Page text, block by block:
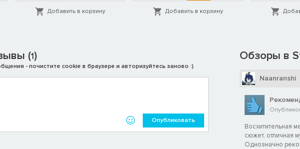
Добавить в корзину Добавить в корзину
(1)
- почистите cookie в браузере и авторизуйтесь заново :)
Опубликовать
Обзоры в
Naanranshi
Восхитительная
сюжет, отличная
Однозначно